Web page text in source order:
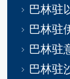
巴林驻
巴林驻
巴林驻
巴林驻